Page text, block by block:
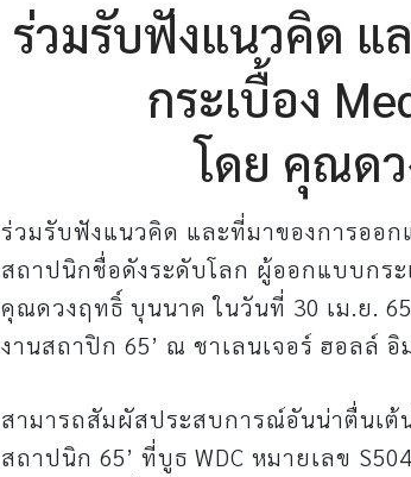
ร่วมรับฟังแนวคิด แ
กระเบื้อง
โดย คุณด
ร่วมรับฟังแนวคิด และที่มาของการออก
สถาปนิกชื่อดังระดับโลก ผู้ออกแบบกร
คุณดวงฤทธิ์ บุนนาค ในวันที่ 30 เม.ย. 65
งานสถาปิก 65’ ณ ชาเลนเจอร์ ฮอลล์
สามารถสัมผัสประสบการณ์อันน่าตื่นเต้
สถาปนิก 65’ ที่บูธ WDC หมายเลข